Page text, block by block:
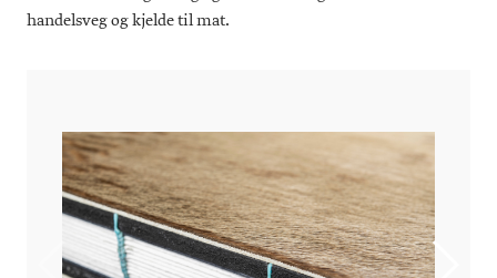
handelsveg og kjelde til mat.